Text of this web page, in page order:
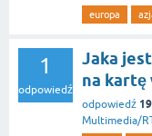
europa
1
odpowiedź
Jaka
na kartę
odpowiedź
Multimedia/